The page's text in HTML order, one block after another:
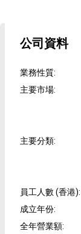
公司資料
業務性質:
主要市場:
主要分類:
員工人數 (香港):
成立年份:
全年營業額: